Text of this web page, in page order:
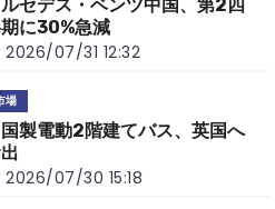
セデス・ベンツ中国、第2四
に30%急減
2026/07/31 12:32
場
製電動2階建てバス、英国へ
2026/07/30 15:18